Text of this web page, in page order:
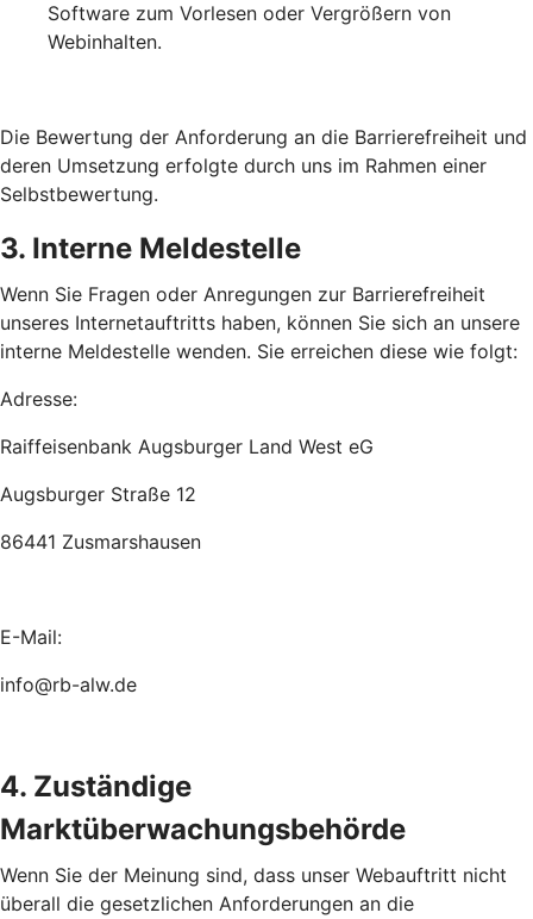
Software zum Vorlesen oder Vergrößern von
Webinhalten.
Die Bewertung der Anforderung an die Barrierefreiheit und
deren Umsetzung erfolgte durch uns im Rahmen einer
Selbstbewertung.
3. Interne Meldestelle
Wenn Sie Fragen oder Anregungen zur Barrierefreiheit
unseres Internetauftritts haben, können Sie sich an unsere
interne Meldestelle wenden. Sie erreichen diese wie folgt:
Adresse:
Raiffeisenbank Augsburger Land West eG
Augsburger Straße 12
86441 Zusmarshausen
E-Mail:
info@rb-alw.de
4. Zuständige
Marktüberwachungsbehörde
Wenn Sie der Meinung sind, dass unser Webauftritt nicht
überall die gesetzlichen Anforderungen an die